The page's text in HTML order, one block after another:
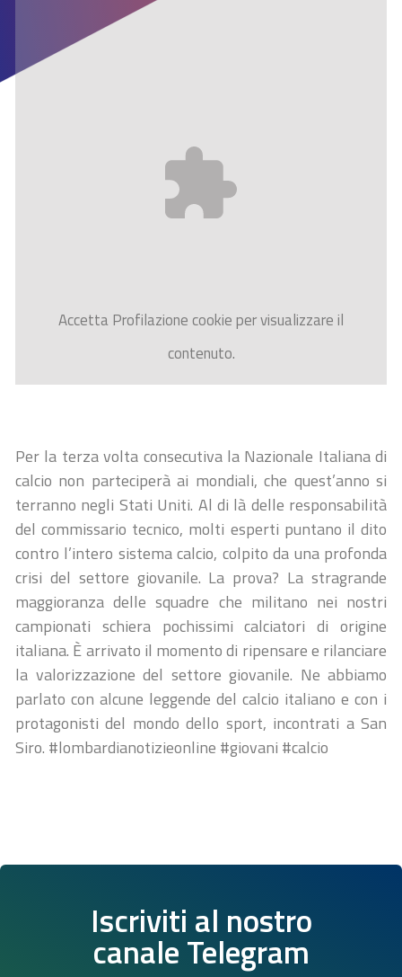
AccettaProfilazionecookie per visualizzare il
contenuto.
Per la terza volta consecutiva la Nazionale Italiana di
calcio non parteciperà ai mondiali, che quest’anno si
terranno negli Stati Uniti. Al di là delle responsabilità
del commissario tecnico, molti esperti puntano il dito
contro l’intero sistema calcio, colpito da una profonda
crisi del settore giovanile. La prova? La stragrande
maggioranza delle squadre che militano nei nostri
campionati schiera pochissimi calciatori di origine
italiana. È arrivato il momento di ripensare e rilanciare
la valorizzazione del settore giovanile. Ne abbiamo
parlato con alcune leggende del calcio italiano e con i
protagonisti del mondo dello sport, incontrati a San
Siro. #lombardianotizieonline #giovani #calcio
Iscriviti al nostro
canale Telegram